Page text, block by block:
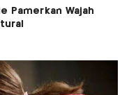
Pamerkan Wajah